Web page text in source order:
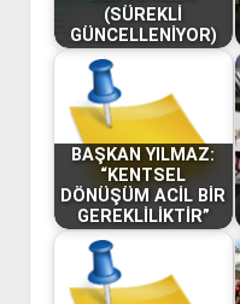
(SÜREKLİ
GÜNCELLENİYOR)
BAŞKAN YILMAZ:
“KENTSEL
DÖNÜŞÜM ACİL BİR
GEREKLİLİKTİR”